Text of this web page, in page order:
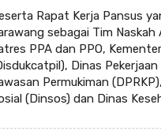
Rapat Kerja Pansus
sebagai Tim
PPA dan PPO,
Dinas
Permukiman
(Dinsos) dan Dinas